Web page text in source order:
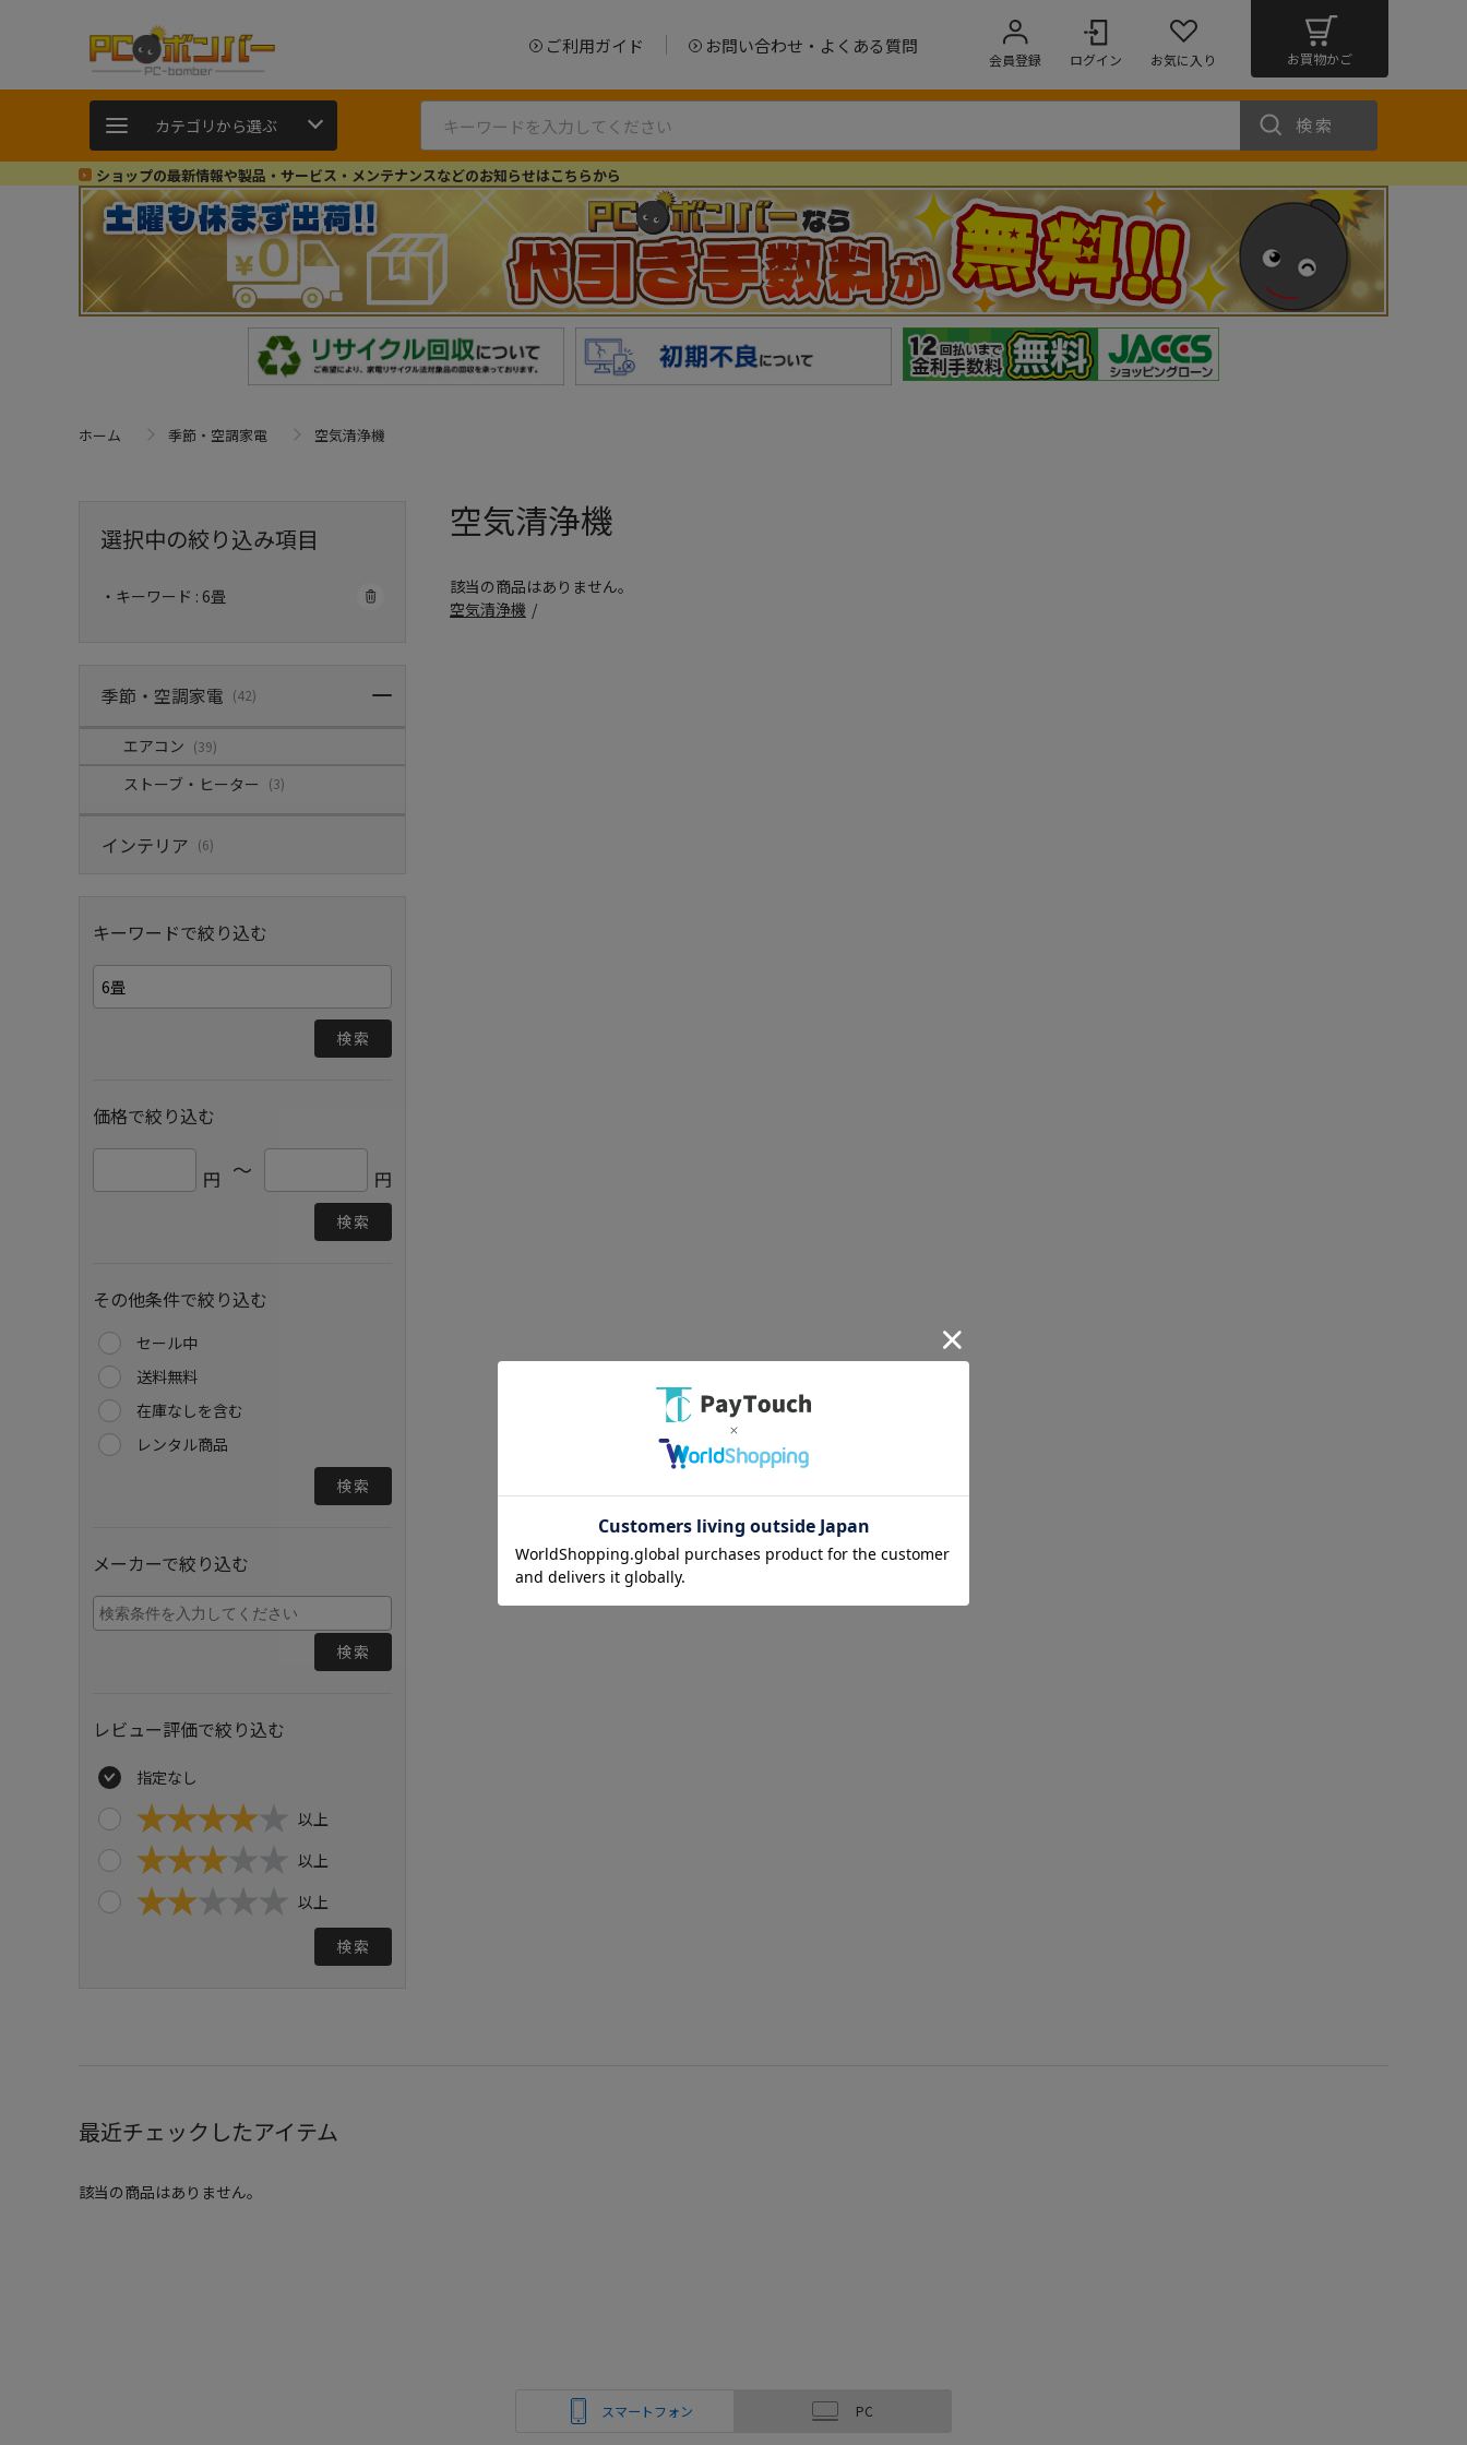
ご利用ガイド お問い合わせ・よくある質問
会員登録 ログイン お気に入り お買物かご
カテゴリから選ぶ 検索
ショップの最新情報や製品・サービス・メンテナンスなどのお知らせはこちらから
ホーム 季節・空調家電 空気清浄機
選択中の絞り込み項目
・キーワード : 6畳
季節・空調家電 (42)
エアコン (39)
ストーブ・ヒーター (3)
インテリア (6)
キーワードで絞り込む
検索
価格で絞り込む
円 ～ 円
検索
その他条件で絞り込む
セール中
送料無料
在庫なしを含む
レンタル商品
検索
メーカーで絞り込む
検索
レビュー評価で絞り込む
指定なし
以上
以上
以上
検索
空気清浄機
該当の商品はありません。
空気清浄機 /
最近チェックしたアイテム
該当の商品はありません。
スマートフォン PC